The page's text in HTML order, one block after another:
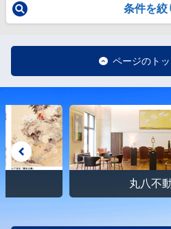
条件を絞
ページのト
丸八不